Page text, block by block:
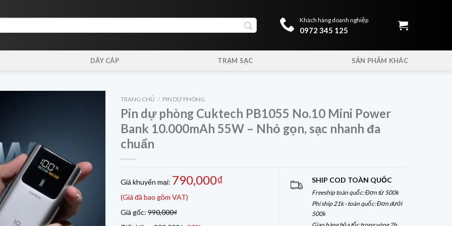
Khách hàng doanh nghiệp
0972 345 125
DÂY CÁP TRẠM SẠC SẢN PHẨM KHÁC
TRANG CHỦ / PIN DỰ PHÒNG
Pin dự phòng Cuktech PB1055 No.10 Mini Power
Bank 10.000mAh 55W – Nhỏ gọn, sạc nhanh đa
chuẩn
Giá khuyến mại: 790,000₫
(Giá đã bao gồm VAT)
Giá gốc: 990,000₫
SHIP COD TOÀN QUỐC
Freeship toàn quốc: Đơn từ 500k
Phí ship 21k - toàn quốc: Đơn dưới
500k